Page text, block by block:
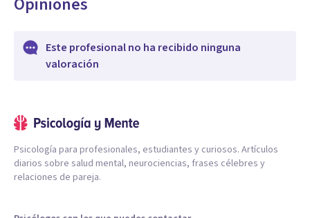
Este profesional no ha recibido ninguna
valoración
Psicología para profesionales, estudiantes y curiosos. Artículos
diarios sobre salud mental, neurociencias, frases célebres y
relaciones de pareja.